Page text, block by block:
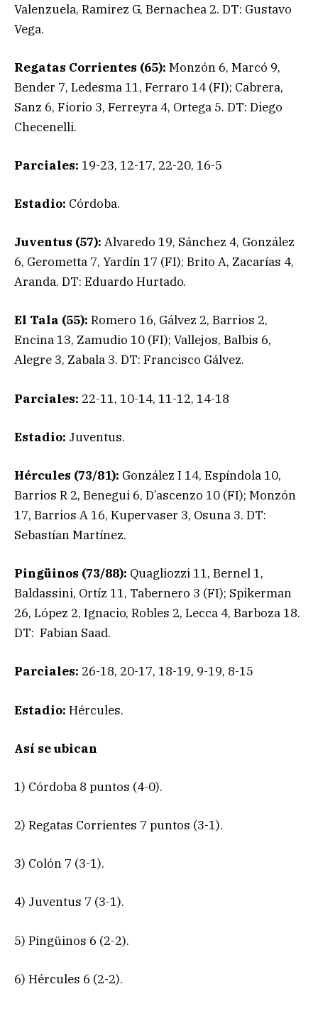
Valenzuela, Ramirez G, Bernachea 2. DT: Gustavo
Vega.
Regatas Corrientes (65): Monzón 6, Marcó 9,
Bender 7, Ledesma 11, Ferraro 14 (FI); Cabrera,
Sanz 6, Fiorio 3, Ferreyra 4, Ortega 5. DT: Diego
Checenelli.
Parciales: 19-23, 12-17, 22-20, 16-5
Estadio: Córdoba.
Juventus (57): Alvaredo 19, Sánchez 4, González
6, Gerometta 7, Yardín 17 (FI); Brito A, Zacarías 4,
Aranda. DT: Eduardo Hurtado.
El Tala (55): Romero 16, Gálvez 2, Barrios 2,
Encina 13, Zamudio 10 (FI); Vallejos, Balbis 6,
Alegre 3, Zabala 3. DT: Francisco Gálvez.
Parciales: 22-11, 10-14, 11-12, 14-18
Estadio: Juventus.
Hércules (73/81): González I 14, Espíndola 10,
Barrios R 2, Benegui 6, D’ascenzo 10 (FI); Monzón
17, Barrios A 16, Kupervaser 3, Osuna 3. DT:
Sebastían Martínez.
Pingüinos (73/88): Quagliozzi 11, Bernel 1,
Baldassini, Ortíz 11, Tabernero 3 (FI); Spikerman
26, López 2, Ignacio, Robles 2, Lecca 4, Barboza 18.
DT: Fabian Saad.
Parciales: 26-18, 20-17, 18-19, 9-19, 8-15
Estadio: Hércules.
Así se ubican
1) Córdoba 8 puntos (4-0).
2) Regatas Corrientes 7 puntos (3-1).
3) Colón 7 (3-1).
4) Juventus 7 (3-1).
5) Pingüinos 6 (2-2).
6) Hércules 6 (2-2).